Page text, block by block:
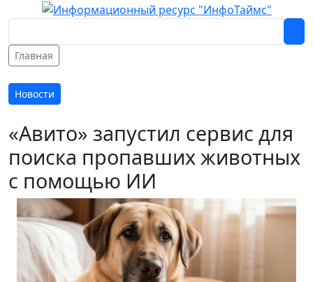
Главная
Новости
«Авито» запустил сервис для
поиска пропавших животных
с помощью ИИ